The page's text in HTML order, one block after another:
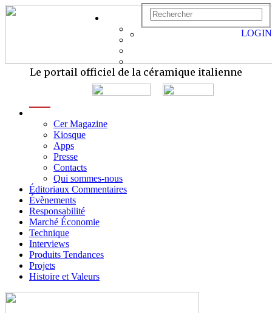
Le portail officiel de la céramique italienne
Cer Magazine
Kiosque
Apps
Presse
Contacts
Qui sommes-nous
Éditoriaux Commentaires
Évènements
Responsabilité
Marché Économie
Technique
Interviews
Produits Tendances
Projets
Histoire et Valeurs
LOGIN